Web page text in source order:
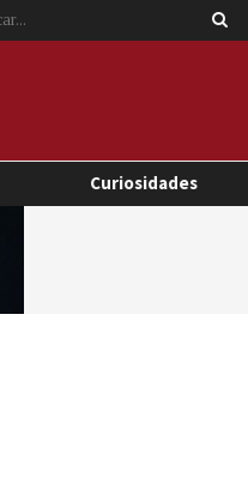
Curiosidades